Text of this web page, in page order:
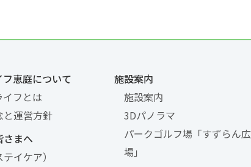
恵庭について
フとは
と運営方針
さまへ
イケア）
施設案内
施設案内
3Dパノラマ
パークゴルフ場「すずらん広
場」